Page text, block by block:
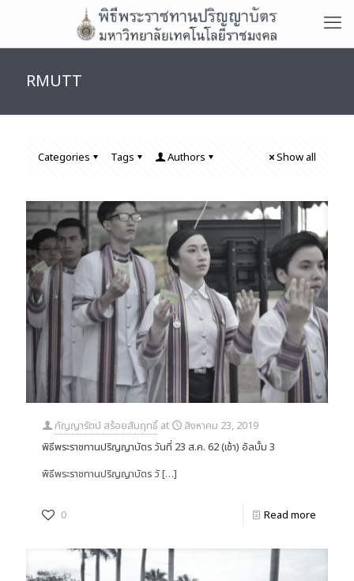
RMUTT
Categories Tags Authors Show all
กัญญารัตน์ สร้อยสัมฤทธิ์ at
สิงหาคม 23, 2019
พิธีพระราชทานปริญญาบัตร วันที่ 23 ส.ค. 62 (เช้า) อัลบั้ม 3
พิธีพระราชทานปริญญาบัตร วั[…]
0 Read more